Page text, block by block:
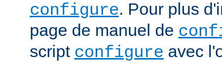
configure. Pour plus
page de manuel de
script configure avec